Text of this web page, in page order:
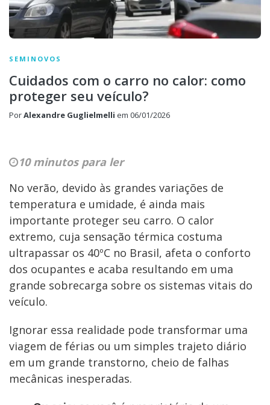
SEMINOVOS
Cuidados com o carro no calor: como
proteger seu veículo?
PorAlexandre Guglielmelli em 06/01/2026
10 minutos para ler
No verão, devido às grandes variações de
temperatura e umidade, é ainda mais
importante proteger seu carro. O calor
extremo, cuja sensação térmica costuma
ultrapassar os 40ºC no Brasil, afeta o conforto
dos ocupantes e acaba resultando em uma
grande sobrecarga sobre os sistemas vitais do
veículo.
Ignorar essa realidade pode transformar uma
viagem de férias ou um simples trajeto diário
em um grande transtorno, cheio de falhas
mecânicas inesperadas.